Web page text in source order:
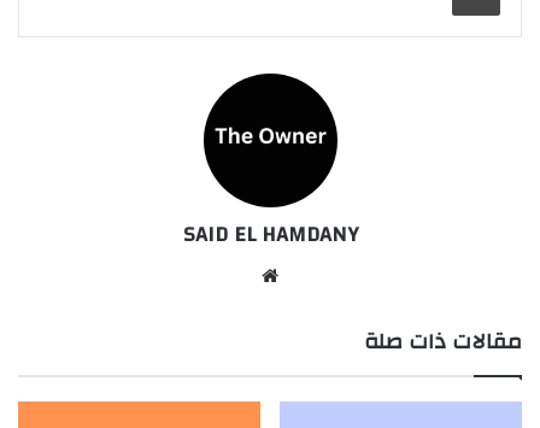
SAID EL HAMDANY
مقالات ذات صلة